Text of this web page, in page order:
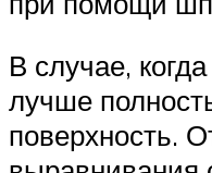
В случае,
лучше
поверхность.